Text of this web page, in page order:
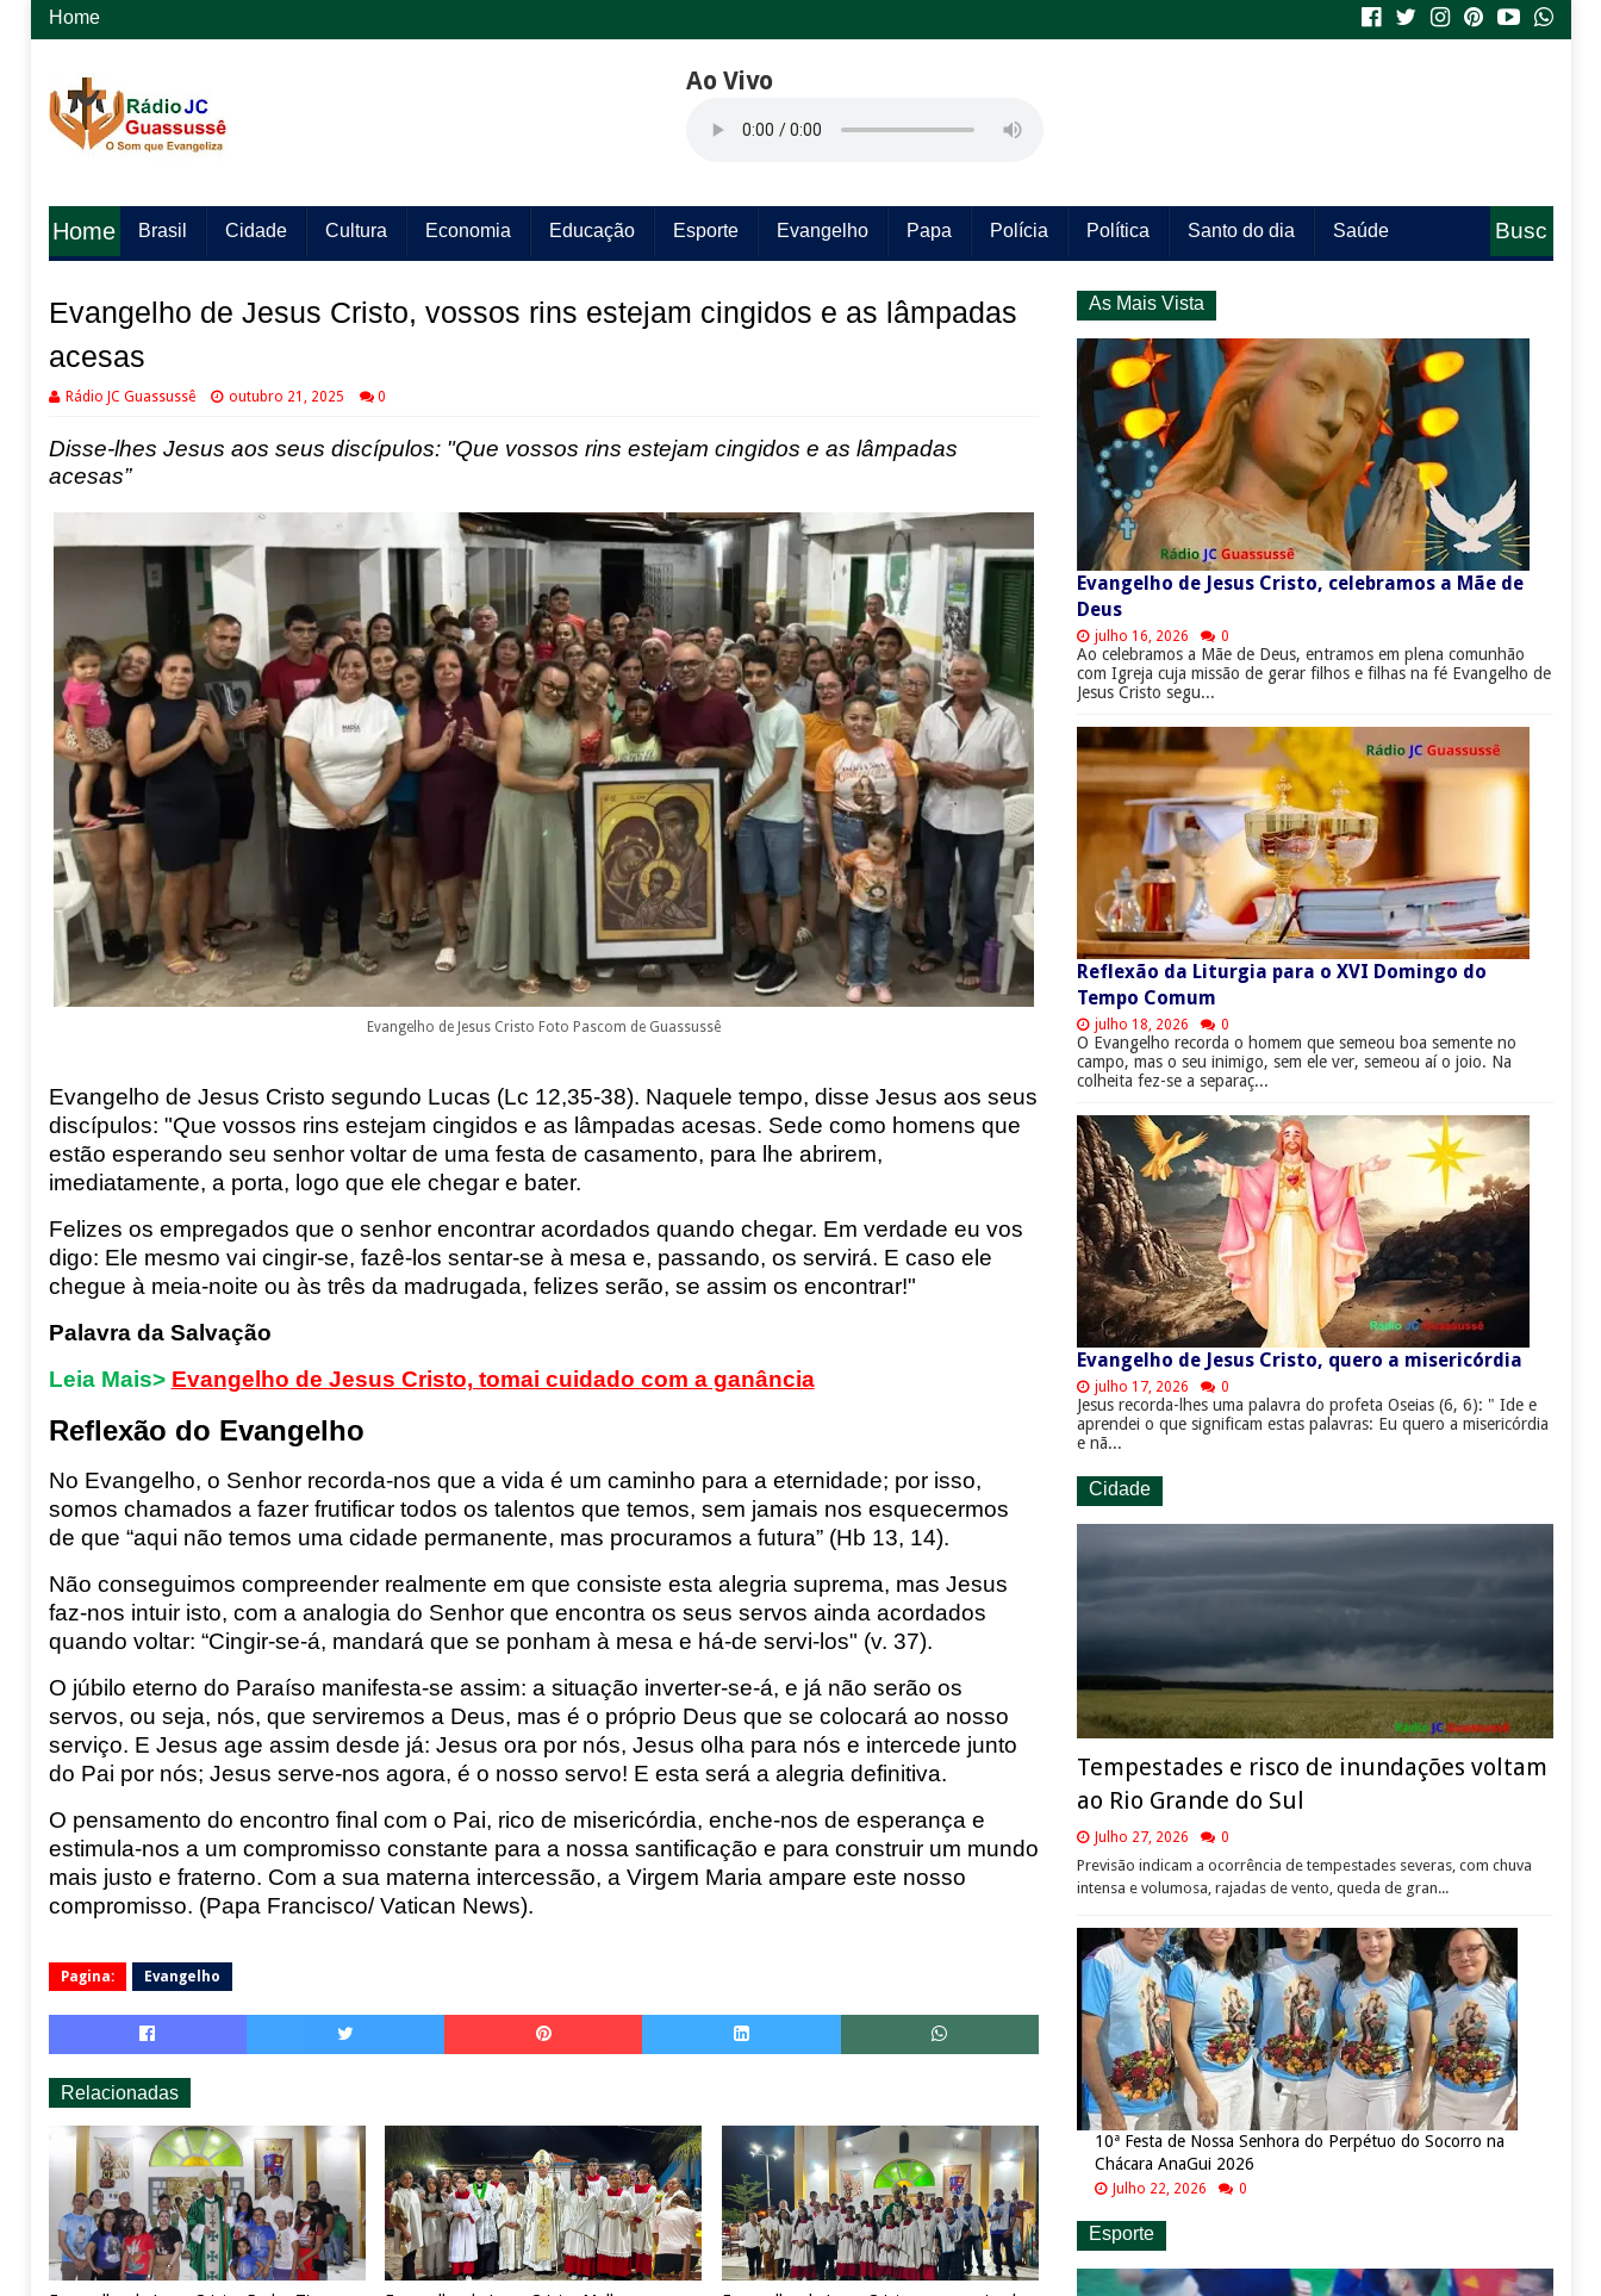
Home
Ao Vivo
Home Brasil Cidade Cultura Economia Educação Esporte Evangelho Papa Polícia Política Santo do dia Saúde
Busc
Evangelho de Jesus Cristo, vossos rins estejam cingidos e as lâmpadas
acesas
Rádio JC Guassussê outubro 21, 2025 0
Disse-lhes Jesus aos seus discípulos: "Que vossos rins estejam cingidos e as lâmpadas
acesas”
Evangelho de Jesus Cristo Foto Pascom de Guassussê
Evangelho de Jesus Cristo segundo Lucas (Lc 12,35-38). Naquele tempo, disse Jesus aos seus
discípulos: "Que vossos rins estejam cingidos e as lâmpadas acesas. Sede como homens que
estão esperando seu senhor voltar de uma festa de casamento, para lhe abrirem,
imediatamente, a porta, logo que ele chegar e bater.
Felizes os empregados que o senhor encontrar acordados quando chegar. Em verdade eu vos
digo: Ele mesmo vai cingir-se, fazê-los sentar-se à mesa e, passando, os servirá. E caso ele
chegue à meia-noite ou às três da madrugada, felizes serão, se assim os encontrar!"
Palavra da Salvação
Leia Mais> Evangelho de Jesus Cristo, tomai cuidado com a ganância
Reflexão do Evangelho
No Evangelho, o Senhor recorda-nos que a vida é um caminho para a eternidade; por isso,
somos chamados a fazer frutificar todos os talentos que temos, sem jamais nos esquecermos
de que “aqui não temos uma cidade permanente, mas procuramos a futura”(Hb 13, 14).
Não conseguimos compreender realmente em que consiste esta alegria suprema, mas Jesus
faz-nos intuir isto, com a analogia do Senhor que encontra os seus servos ainda acordados
quando voltar: “Cingir-se-á, mandará que se ponham à mesa e há-de servi-los" (v. 37).
O júbilo eterno do Paraíso manifesta-se assim: a situação inverter-se-á, e já não serão os
servos, ou seja, nós, que serviremos a Deus, mas é o próprio Deus que se colocará ao nosso
serviço. E Jesus age assim desde já: Jesus ora por nós, Jesus olha para nós e intercede junto
do Pai por nós; Jesus serve-nos agora, é o nosso servo! E esta será a alegria definitiva.
O pensamento do encontro final com o Pai, rico de misericórdia, enche-nos de esperança e
estimula-nos a um compromisso constante para a nossa santificação e para construir um mundo
mais justo e fraterno. Com a sua materna intercessão, a Virgem Maria ampare este nosso
compromisso. (Papa Francisco/ Vatican News).
Pagina: Evangelho
Relacionadas
As Mais Vista
Evangelho de Jesus Cristo, celebramos a Mãe de
Deus
julho 16, 2026 0
Ao celebramos a Mãe de Deus, entramos em plena comunhão
com Igreja cuja missão de gerar filhos e filhas na fé Evangelho de
Jesus Cristo segu...
Reflexão da Liturgia para o XVI Domingo do
Tempo Comum
julho 18, 2026 0
O Evangelho recorda o homem que semeou boa semente no
campo, mas o seu inimigo, sem ele ver, semeou aí o joio. Na
colheita fez-se a separaç...
Evangelho de Jesus Cristo, quero a misericórdia
julho 17, 2026 0
Jesus recorda-lhes uma palavra do profeta Oseias (6, 6): " Ide e
aprendei o que significam estas palavras: Eu quero a misericórdia
e nã...
Cidade
Tempestades e risco de inundações voltam
ao Rio Grande do Sul
Julho 27, 2026 0
Previsão indicam a ocorrência de tempestades severas, com chuva
intensa e volumosa, rajadas de vento, queda de gran...
10ª Festa de Nossa Senhora do Perpétuo do Socorro na
Chácara AnaGui 2026
Julho 22, 2026 0
Esporte